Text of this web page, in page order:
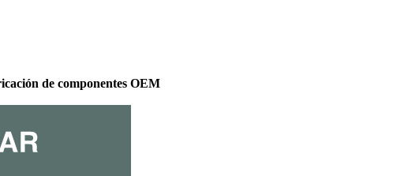
de componentes OEM